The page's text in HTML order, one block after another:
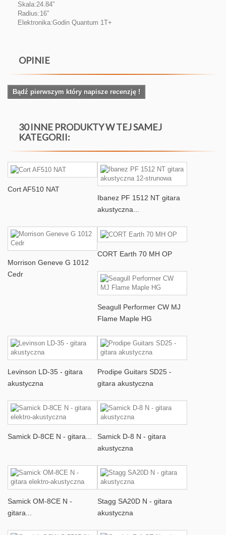
Skala:24.84”
Radius:16”
Elektronika:Godin Quantum 1T+
OPINIE
Bądź pierwszym który napisze recenzję !
30 INNE PRODUKTY W TEJ SAMEJ
KATEGORII:
Cort AF510 NAT
Ibanez PF 1512 NT gitara
akustyczna...
Morrison Geneve G 1012
Cedr
CORT Earth 70 MH OP
Seagull Performer CW MJ
Flame Maple HG
Levinson LD-35 - gitara
akustyczna
Prodipe Guitars SD25 -
gitara akustyczna
Samick D-8CE N - gitara...
Samick D-8 N - gitara
akustyczna
Samick OM-8CE N -
gitara...
Stagg SA20D N - gitara
akustyczna